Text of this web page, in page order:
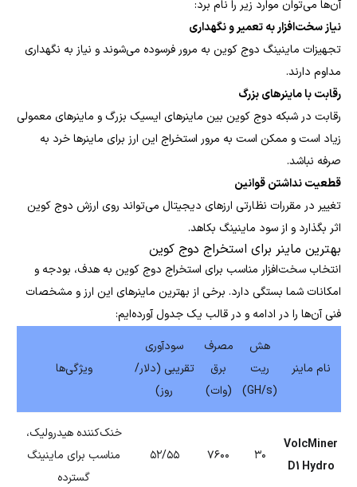
آن‌ها می‌توان موارد زیر را نام برد:
نیاز سخت‌افزار به تعمیر و نگهداری
تجهیزات ماینینگ دوج کوین به مرور فرسوده می‌شوند و نیاز به نگهداری
مداوم دارند.
رقابت با ماینرهای بزرگ
رقابت در شبکه دوج کوین بین ماینرهای ایسیک بزرگ و ماینرهای معمولی
زیاد است و ممکن است به مرور استخراج این ارز برای ماینرها خرد به
صرفه نباشد.
قطعیت نداشتن قوانین
تغییر در مقررات نظارتی ارزهای دیجیتال می‌تواند روی ارزش دوج کوین
اثر بگذارد و از سود ماینینگ بکاهد.
بهترین ماینر برای استخراج دوج کوین
انتخاب سخت‌افزار مناسب برای استخراج دوج کوین به هدف، بودجه و
امکانات شما بستگی دارد. برخی از بهترین ماینرهای این ارز و مشخصات
فنی آن‌ها را در ادامه و در قالب یک جدول آورده‌ایم:
نام ماینر
هش
ریت
مصرف
(وات)
سودآوری
تقریبی (دلار/
روز)
ویژگی‌ها
VolcMiner
D1 Hydro
۷۶۰۰ ۵۲/۵۵
خنک‌کننده هیدرولیک،
مناسب برای ماینینگ
گسترده